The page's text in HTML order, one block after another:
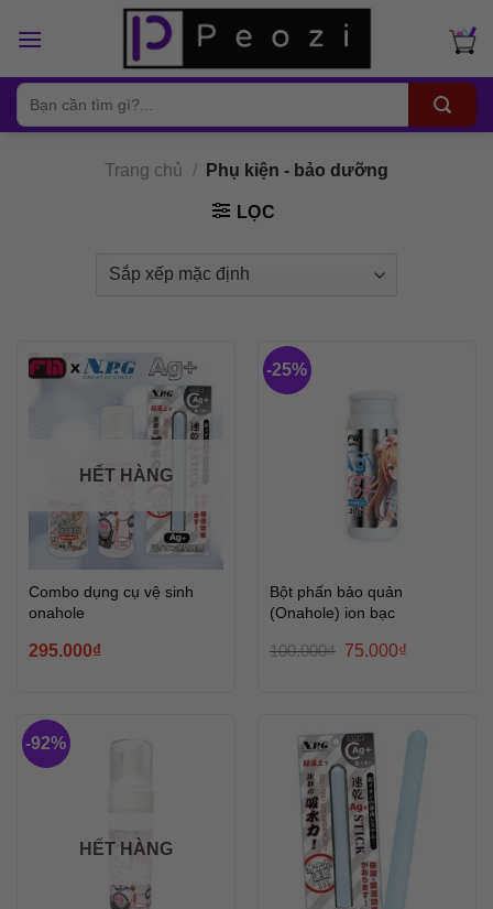
Tìm
kiếm:
Trang chủ / Phụ kiện - bảo dưỡng
LỌC
HẾT HÀNG
Combo dụng cụ vệ sinh
onahole
295.000₫
-25%
Bột phấn bảo quản
(Onahole) ion bạc
100.000₫
Giá
gốc
75.000₫
-92%
HẾT HÀNG